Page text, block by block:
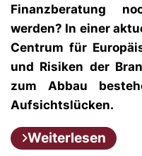
Finanzberatung
werden? In einer
Centrum für
und Risiken der
zum Abbau
Aufsichtslücken.
Weiterlesen